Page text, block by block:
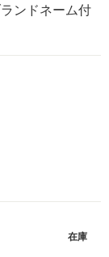
ンドネーム付